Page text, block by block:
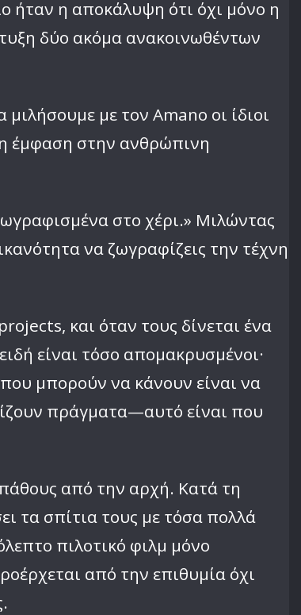
ήταν η αποκάλυψη ότι όχι μόνο η
δύο ακόμα ανακοινωθέντων
με τον Amano οι ίδιοι
έμφαση στην ανθρώπινη
στο χέρι.» Μιλώντας
να ζωγραφίζεις την τέχνη
και όταν τους δίνεται ένα
είναι τόσο απομακρυσμένοι·
που μπορούν να κάνουν είναι να
πράγματα—αυτό είναι που
από την αρχή. Κατά τη
τα σπίτια τους με τόσα πολλά
πιλοτικό φιλμ μόνο
από την επιθυμία όχι